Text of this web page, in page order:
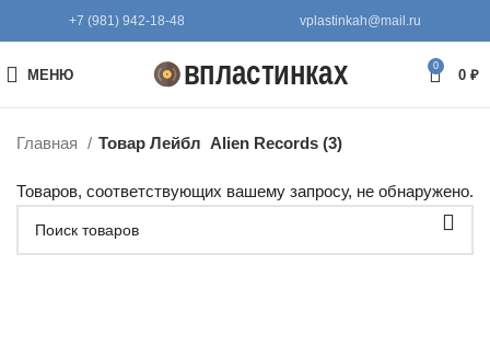
+7 (981) 942-18-48 vplastinkah@mail.ru
МЕНЮ
0
0 ₽
Главная Товар Лейбл Alien Records (3)
Товаров, соответствующих вашему запросу, не обнаружено.